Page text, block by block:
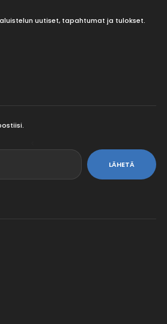
uutiset, tapahtumat ja tulokset.
LÄHETÄ